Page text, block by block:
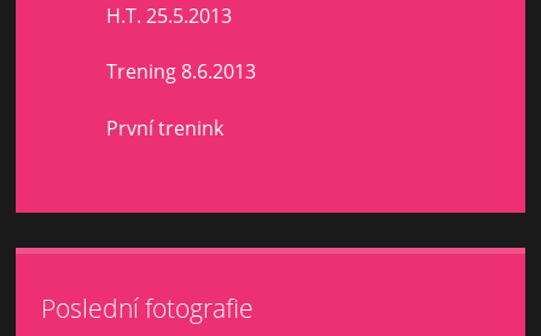
H.T. 25.5.2013
Trening 8.6.2013
První trenink
Poslední fotografie